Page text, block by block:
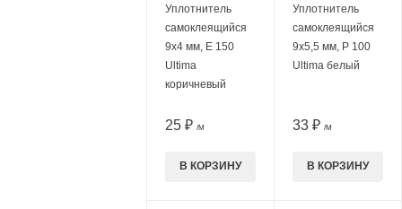
Уплотнитель
самоклеящийся
9х4 мм, E 150
Ultima
коричневый
25 ₽ /М
В КОРЗИНУ
Уплотнитель
самоклеящийся
9х5,5 мм, P 100
Ultima белый
33 ₽ /М
В КОРЗИНУ